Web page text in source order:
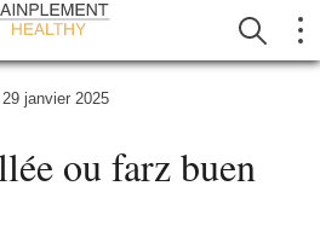
29 janvier 2025
ou farz buen